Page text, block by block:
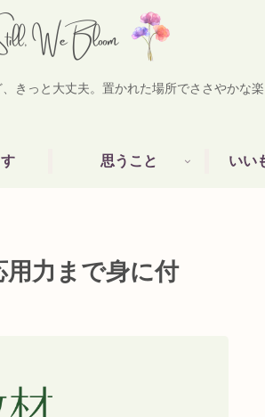
っと大丈夫。置かれた場所でささやかな楽
思うこと いい
力まで身に付